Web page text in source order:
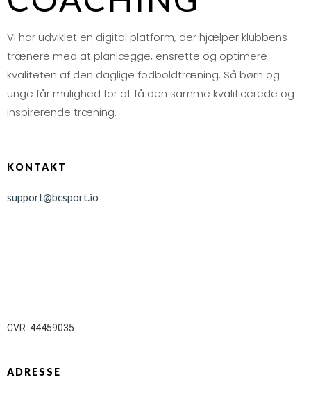
Vi har udviklet en digital platform, der hjælper klubbens
trænere med at planlægge, ensrette og optimere
kvaliteten af den daglige fodboldtræning. Så børn og
unge får mulighed for at få den samme kvalificerede og
inspirerende træning.
KONTAKT
support@bcsport.io
CVR: 44459035
ADRESSE